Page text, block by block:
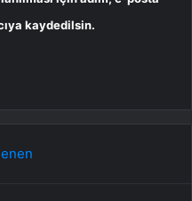
kaydedilsin.